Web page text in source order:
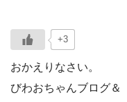
+3
おかえりなさい。
びわおちゃんブログ＆